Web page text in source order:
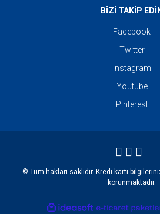
BİZİ TAKİP
Facebook
Twitter
Instagram
Youtube
Pinterest
© Tüm hakları saklıdır. Kredi kartı
korunmaktadır.
ideasoft